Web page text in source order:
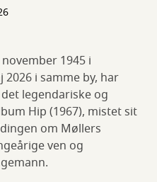
1945 i
2026 i samme by, har
legendariske og
Hip (1967), mistet sit
om Møllers
ven og